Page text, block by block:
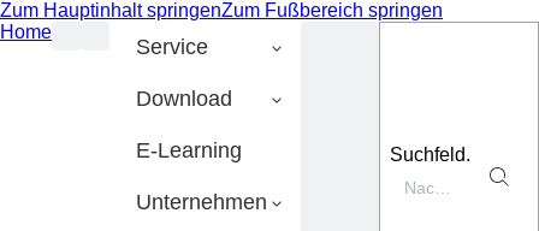
Zum Hauptinhalt springenZum Fußbereich springen
Home
Service
Download
E-Learning
Unternehmen
Suchfeld.